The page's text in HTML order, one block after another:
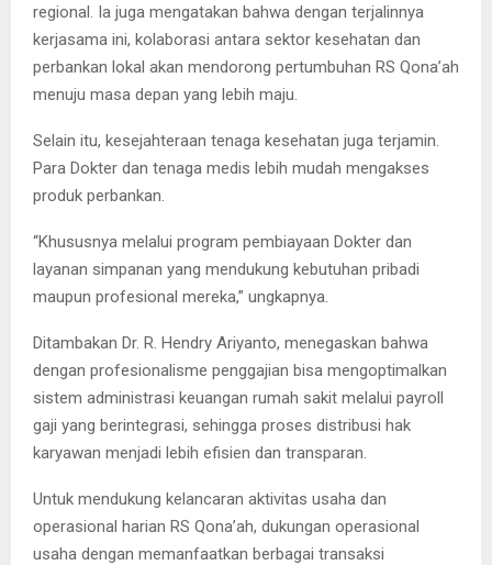
regional. Ia juga mengatakan bahwa dengan terjalinnya
kerjasama ini, kolaborasi antara sektor kesehatan dan
perbankan lokal akan mendorong pertumbuhan RS Qona’ah
menuju masa depan yang lebih maju.
Selain itu, kesejahteraan tenaga kesehatan juga terjamin.
Para Dokter dan tenaga medis lebih mudah mengakses
produk perbankan.
“Khususnya melalui program pembiayaan Dokter dan
layanan simpanan yang mendukung kebutuhan pribadi
maupun profesional mereka,” ungkapnya.
Ditambakan Dr. R. Hendry Ariyanto, menegaskan bahwa
dengan profesionalisme penggajian bisa mengoptimalkan
sistem administrasi keuangan rumah sakit melalui payroll
gaji yang berintegrasi, sehingga proses distribusi hak
karyawan menjadi lebih efisien dan transparan.
Untuk mendukung kelancaran aktivitas usaha dan
operasional harian RS Qona’ah, dukungan operasional
usaha dengan memanfaatkan berbagai transaksi